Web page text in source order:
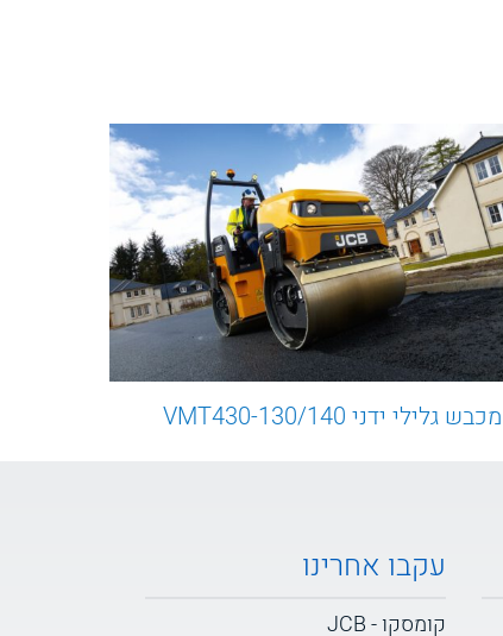
מכבש גלילי ידני VMT430-130/140
קומסקו - POTAIN